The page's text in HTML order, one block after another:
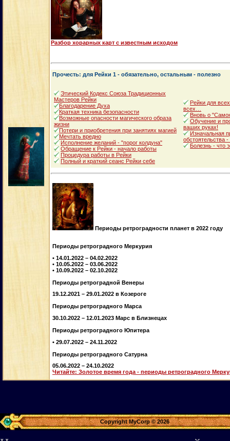
Разбор хорарных карт с известным исходом
Прочесть: для Рейки 1 - обязательно, остальным - полезно
Этический Кодекс Союза Традиционных
Мастеров Рейки
Благодарение Духа
Краткая техника безопасности
Возможные опасности магического образа
жизни
Потери и приобретения при занятиях магией
Мечтать вредно
Исполнение желаний - "порог колдуна"
Обращение к Рейки - начало работы
Процедура работы в Рейки
Полный и краткий сеанс Рейки себе
Рейки для
всех…
Вновь о
Обучение и
ваших руках!
Изначальная
обстоятельства
Болезнь - что
Периоды ретроградности планет в 2022 году
Периоды ретроградного Меркурия
• 14.01.2022 – 04.02.2022
• 10.05.2022 – 03.06.2022
• 10.09.2022 – 02.10.2022
Периоды ретроградной Венеры
19.12.2021 – 29.01.2022 в Козероге
Периоды ретроградного Марса
30.10.2022 – 12.01.2023 Марс в Близнецах
Периоды ретроградного Юпитера
• 29.07.2022 – 24.11.2022
Периоды ретроградного Сатурна
05.06.2022 – 24.10.2022
Читайте: Золотое время года - периоды ретроградного
Copyright MyCorp © 2026